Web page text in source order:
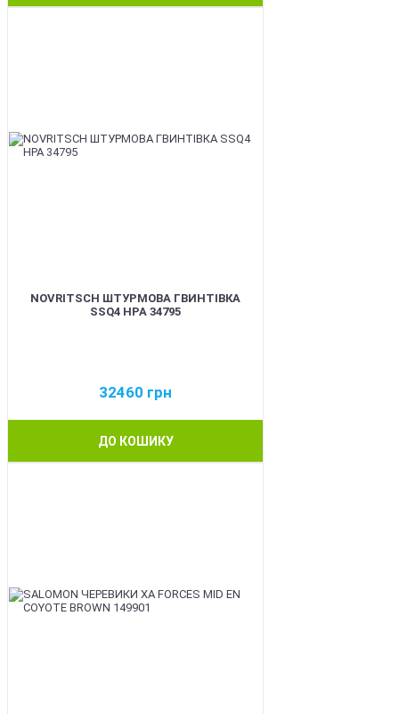
NOVRITSCH ШТУРМОВА ГВИНТІВКА
SSQ4 HPA 34795
32460 грн
ДО КОШИКУ